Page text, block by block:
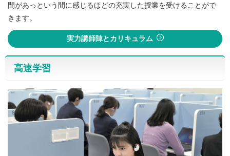
間があっという間に感じるほどの充実した授業を受けることがで
きます。
実力講師陣とカリキュラム
高速学習